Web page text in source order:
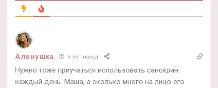
Аленушка 5 лет назад
Нужно тоже приучаться использовать санскрин
каждый день. Маша, а сколько много на лицо его